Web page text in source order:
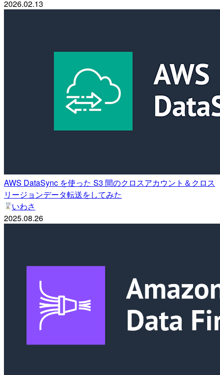
2026.02.13
AWS DataSync を使った S3 間のクロスアカウント＆クロス
リージョンデータ転送をしてみた
いわさ
2025.08.26